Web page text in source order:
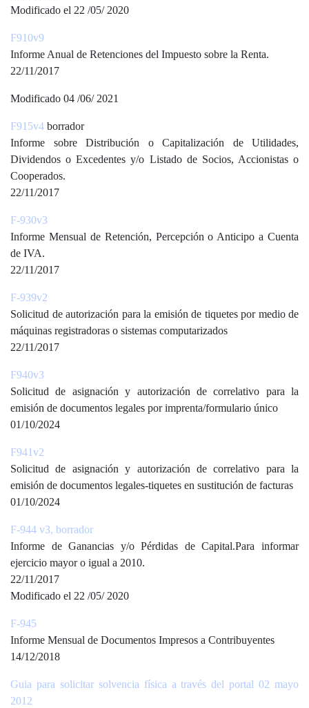
Modificado el 22 /05/ 2020
F910v9
Informe Anual de Retenciones del Impuesto sobre la Renta.
22/11/2017
Modificado 04 /06/ 2021
F915v4 borrador
Informe sobre Distribución o Capitalización de Utilidades,
Dividendos o Excedentes y/o Listado de Socios, Accionistas o
Cooperados.
22/11/2017
F-930v3
Informe Mensual de Retención, Percepción o Anticipo a Cuenta
de IVA.
22/11/2017
F-939v2
Solicitud de autorización para la emisión de tiquetes por medio de
máquinas registradoras o sistemas computarizados
22/11/2017
F940v3
Solicitud de asignación y autorización de correlativo para la
emisión de documentos legales por imprenta/formulario único
01/10/2024
F941v2
Solicitud de asignación y autorización de correlativo para la
emisión de documentos legales-tiquetes en sustitución de facturas
01/10/2024
F-944 v3, borrador
Informe de Ganancias y/o Pérdidas de Capital.Para informar
ejercicio mayor o igual a 2010.
22/11/2017
Modificado el 22 /05/ 2020
F-945
Informe Mensual de Documentos Impresos a Contribuyentes
14/12/2018
Guia para solicitar solvencia física a través del portal 02 mayo
2012